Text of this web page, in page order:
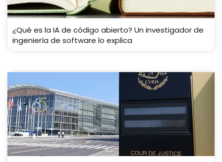
¿Qué es la IA de código abierto? Un investigador de
ingeniería de software lo explica